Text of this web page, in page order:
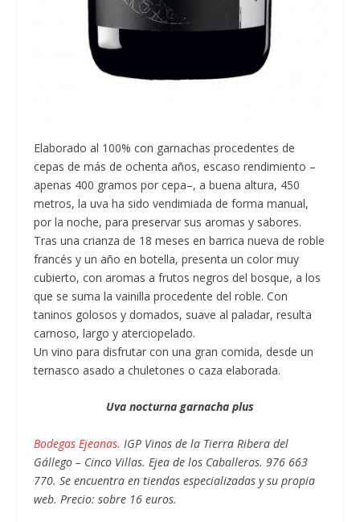
Elaborado al 100% con garnachas procedentes de
cepas de más de ochenta años, escaso rendimiento –
apenas 400 gramos por cepa–, a buena altura, 450
metros, la uva ha sido vendimiada de forma manual,
por la noche, para preservar sus aromas y sabores.
Tras una crianza de 18 meses en barrica nueva de roble
francés y un año en botella, presenta un color muy
cubierto, con aromas a frutos negros del bosque, a los
que se suma la vainilla procedente del roble. Con
taninos golosos y domados, suave al paladar, resulta
carnoso, largo y aterciopelado.
Un vino para disfrutar con una gran comida, desde un
ternasco asado a chuletones o caza elaborada.
Uva nocturna garnacha plus
Bodegas Ejeanas. IGP Vinos de la Tierra Ribera del
Gállego – Cinco Villas. Ejea de los Caballeros. 976 663
770. Se encuentra en tiendas especializadas y su propia
web. Precio: sobre 16 euros.